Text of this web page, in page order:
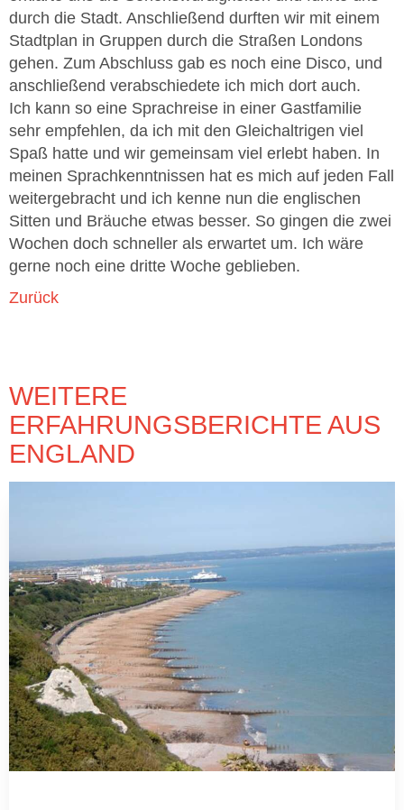
durch die Stadt. Anschließend durften wir mit einem
Stadtplan in Gruppen durch die Straßen Londons
gehen. Zum Abschluss gab es noch eine Disco, und
anschließend verabschiedete ich mich dort auch.
Ich kann so eine Sprachreise in einer Gastfamilie
sehr empfehlen, da ich mit den Gleichaltrigen viel
Spaß hatte und wir gemeinsam viel erlebt haben. In
meinen Sprachkenntnissen hat es mich auf jeden Fall
weitergebracht und ich kenne nun die englischen
Sitten und Bräuche etwas besser. So gingen die zwei
Wochen doch schneller als erwartet um. Ich wäre
gerne noch eine dritte Woche geblieben.
Zurück
WEITERE
ERFAHRUNGSBERICHTE AUS
ENGLAND